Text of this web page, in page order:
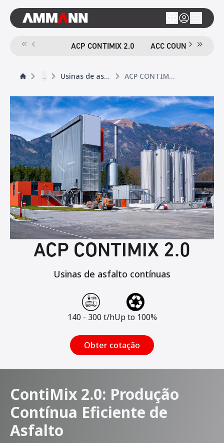
ACP CONTIMIX 2.0 ACC COUNTERMIX
... Usinas de asfalto contínuas ACP CONTIMIX 2.0
ACP CONTIMIX 2.0
Usinas de asfalto contínuas
140 - 300 t/hUp to 100%
Obter cotação
ContiMix 2.0: Produção
Contínua Eficiente de
Asfalto